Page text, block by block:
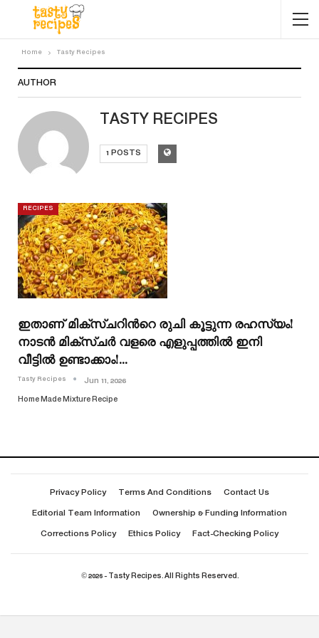
Home Tasty Recipes
AUTHOR
TASTY RECIPES
1 POSTS
RECIPES
ഇതാണ് മിക്സ്ചറിൻറെ രുചി കൂട്ടുന്ന രഹസ്യം!
നാടൻ മിക്സ്ചർ വളരെ എളുപ്പത്തിൽ ഇനി
വീട്ടിൽ ഉണ്ടാക്കാം!…
Tasty Recipes Jun 11, 2026
Home Made Mixture Recipe
Privacy Policy Terms And Conditions Contact Us
Editorial Team Information Ownership & Funding Information
Corrections Policy Ethics Policy Fact-Checking Policy
© 2026 - Tasty Recipes. All Rights Reserved.